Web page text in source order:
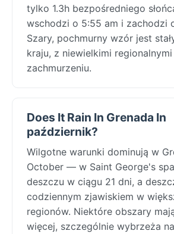
tylko 1.3h bezpośredniego
wschodzi o 5:55 am i zachodzi
Szary, pochmurny wzór jest
kraju, z niewielkimi
zachmurzeniu.
Does It Rain In Grenada In
październik?
Wilgotne warunki dominują w
October — w Saint George's
deszczu w ciągu 21 dni, a
codziennym zjawiskiem w
regionów. Niektóre obszary
więcej, szczególnie wybrzeża